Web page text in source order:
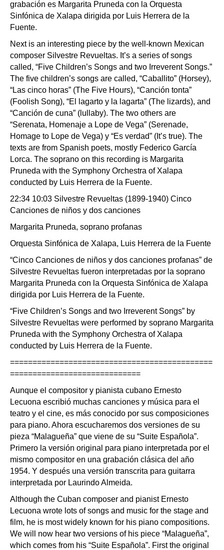
grabación es Margarita Pruneda con la Orquesta
Sinfónica de Xalapa dirigida por Luis Herrera de la
Fuente.
Next is an interesting piece by the well-known Mexican
composer Silvestre Revueltas. It’s a series of songs
called, “Five Children’s Songs and two Irreverent Songs.”
The five children’s songs are called, “Caballito” (Horsey),
“Las cinco horas” (The Five Hours), “Canción tonta”
(Foolish Song), “El lagarto y la lagarta” (The lizards), and
“Canción de cuna” (lullaby). The two others are
“Serenata, Homenaje a Lope de Vega” (Serenade,
Homage to Lope de Vega) y “Es verdad” (It’s true). The
texts are from Spanish poets, mostly Federico García
Lorca. The soprano on this recording is Margarita
Pruneda with the Symphony Orchestra of Xalapa
conducted by Luis Herrera de la Fuente.
22:34 10:03 Silvestre Revueltas (1899-1940) Cinco
Canciones de niños y dos canciones
Margarita Pruneda, soprano profanas
Orquesta Sinfónica de Xalapa, Luis Herrera de la Fuente
“Cinco Canciones de niños y dos canciones profanas” de
Silvestre Revueltas fueron interpretadas por la soprano
Margarita Pruneda con la Orquesta Sinfónica de Xalapa
dirigida por Luis Herrera de la Fuente.
“Five Children’s Songs and two Irreverent Songs” by
Silvestre Revueltas were performed by soprano Margarita
Pruneda with the Symphony Orchestra of Xalapa
conducted by Luis Herrera de la Fuente.
=============================================
=============================
Aunque el compositor y pianista cubano Ernesto
Lecuona escribió muchas canciones y música para el
teatro y el cine, es más conocido por sus composiciones
para piano. Ahora escucharemos dos versiones de su
pieza “Malagueña” que viene de su “Suite Española”.
Primero la versión original para piano interpretada por el
mismo compositor en una grabación clásica del año
1954. Y después una versión transcrita para guitarra
interpretada por Laurindo Almeida.
Although the Cuban composer and pianist Ernesto
Lecuona wrote lots of songs and music for the stage and
film, he is most widely known for his piano compositions.
We will now hear two versions of his piece “Malagueña”,
which comes from his “Suite Española”. First the original